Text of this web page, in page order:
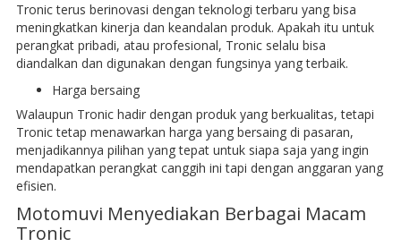
Tronic terus berinovasi dengan teknologi terbaru yang bisa
meningkatkan kinerja dan keandalan produk. Apakah itu untuk
perangkat pribadi, atau profesional, Tronic selalu bisa
diandalkan dan digunakan dengan fungsinya yang terbaik.
Harga bersaing
Walaupun Tronic hadir dengan produk yang berkualitas, tetapi
Tronic tetap menawarkan harga yang bersaing di pasaran,
menjadikannya pilihan yang tepat untuk siapa saja yang ingin
mendapatkan perangkat canggih ini tapi dengan anggaran yang
efisien.
Motomuvi Menyediakan Berbagai Macam
Tronic